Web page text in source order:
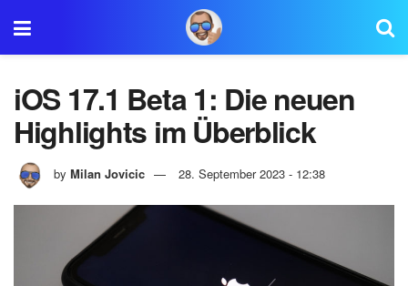
iOS 17.1 Beta 1: Die neuen
Highlights im Überblick
by Milan Jovicic 28. September 2023 - 12:38